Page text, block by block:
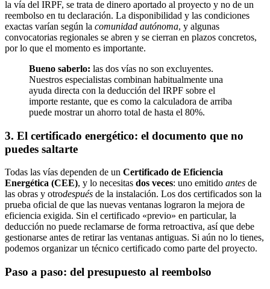
la vía del IRPF, se trata de dinero aportado al proyecto y no de un
reembolso en tu declaración. La disponibilidad y las condiciones
exactas varían según la comunidad autónoma, y algunas
convocatorias regionales se abren y se cierran en plazos concretos,
por lo que el momento es importante.
Bueno saberlo: las dos vías no son excluyentes.
Nuestros especialistas combinan habitualmente una
ayuda directa con la deducción del IRPF sobre el
importe restante, que es como la calculadora de arriba
puede mostrar un ahorro total de hasta el 80%.
3. El certificado energético: el documento que no
puedes saltarte
Todas las vías dependen de un Certificado de Eficiencia
Energética (CEE), y lo necesitas dos veces: uno emitido antes de
las obras y otrodespués de la instalación. Los dos certificados son la
prueba oficial de que las nuevas ventanas lograron la mejora de
eficiencia exigida. Sin el certificado «previo» en particular, la
deducción no puede reclamarse de forma retroactiva, así que debe
gestionarse antes de retirar las ventanas antiguas. Si aún no lo tienes,
podemos organizar un técnico certificado como parte del proyecto.
Paso a paso: del presupuesto al reembolso